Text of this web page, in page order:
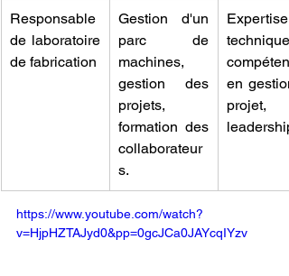
Responsable
de laboratoire
de fabrication
Gestion d'un
parc de
machines,
gestion des
projets,
formation des
collaborateur
s.
Expertise
technique,
en
projet,
leadership.
https://www.youtube.com/watch?
v=HjpHZTAJyd0&pp=0gcJCa0JAYcqIYzv